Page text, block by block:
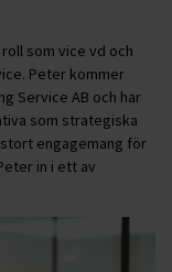
som vice vd och
Peter kommer
Service AB och har
som strategiska
engagemang för
in i ett av